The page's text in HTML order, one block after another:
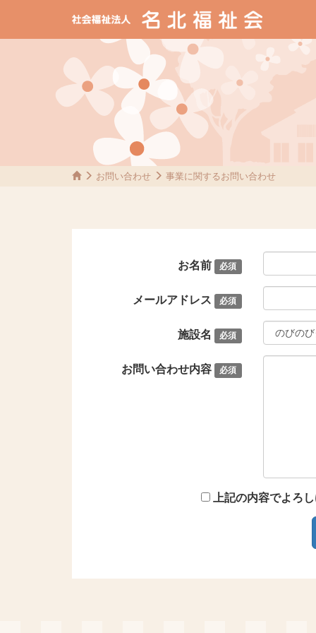
お問い合わせ 事業に関するお問い合わせ
お名前 必須
メールアドレス 必須
施設名 必須
お問い合わせ内容 必須
上記の内容でよろ